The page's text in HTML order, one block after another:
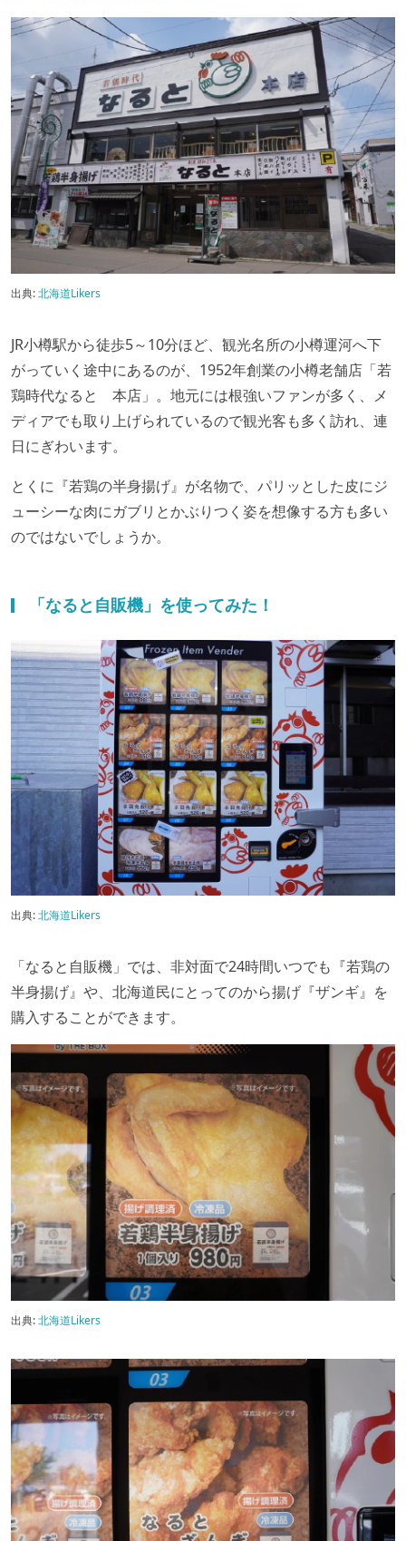
出典:北海道Likers
JR小樽駅から徒歩5～10分ほど、観光名所の小樽運河へ下
がっていく途中にあるのが、1952年創業の小樽老舗店「若
鶏時代なると 本店」。地元には根強いファンが多く、メ
ディアでも取り上げられているので観光客も多く訪れ、連
日にぎわいます。
とくに『若鶏の半身揚げ』が名物で、パリッとした皮にジ
ューシーな肉にガブリとかぶりつく姿を想像する方も多い
のではないでしょうか。
「なると自販機」を使ってみた！
出典:北海道Likers
「なると自販機」では、非対面で24時間いつでも『若鶏の
半身揚げ』や、北海道民にとってのから揚げ『ザンギ』を
購入することができます。
出典:北海道Likers